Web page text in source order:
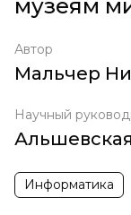
музеям
Автор
Мальчер
Научный
Информатика